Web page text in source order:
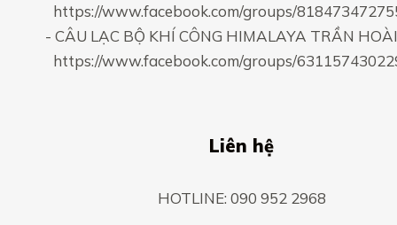
https://www.facebook.com/groups/
- CÂU LẠC BỘ KHÍ CÔNG HIMALAYA TRẦN
https://www.facebook.com/groups/
Liên hệ
HOTLINE: 090 952 2968